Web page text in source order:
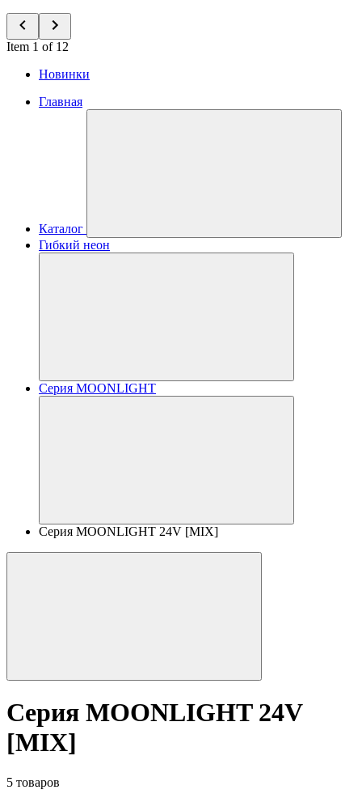
Item 1 of 12
Новинки
Главная
Каталог
Гибкий неон
Серия MOONLIGHT
Серия MOONLIGHT 24V [MIX]
Серия MOONLIGHT 24V
[MIX]
5 товаров